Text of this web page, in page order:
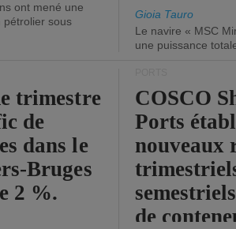
ont mené une
pétrolier sous
Gioia Tauro
Le navire « MSC
une puissance
trimestre
de
dans le
Bruges
2 %.
COSCO
Ports
nouveaux
de